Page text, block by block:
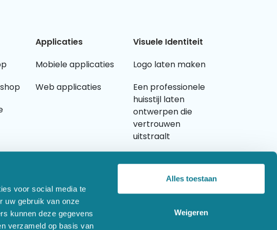
voor social media te
uw gebruik van onze
kunnen deze gegevens
verzameld op basis van
Alles toestaan
Weigeren
Applicaties
Mobiele applicaties
Web applicaties
Visuele Identiteit
Logo laten maken
Een professionele
huisstijl laten
ontwerpen die
vertrouwen
uitstraalt